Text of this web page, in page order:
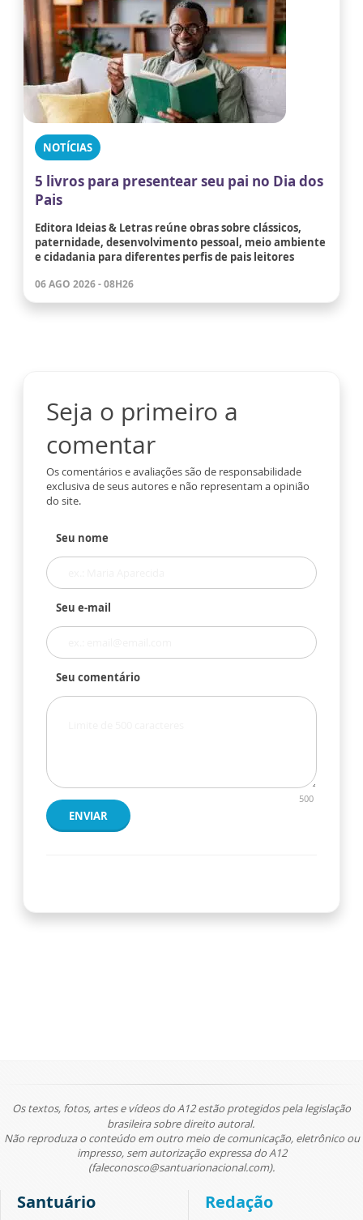
NOTÍCIAS
5 livros para presentear seu pai no Dia dos
Pais
Editora Ideias & Letras reúne obras sobre clássicos,
paternidade, desenvolvimento pessoal, meio ambiente
e cidadania para diferentes perfis de pais leitores
06 AGO 2026 - 08H26
Seja o primeiro a
comentar
Os comentários e avaliações são de responsabilidade
exclusiva de seus autores e não representam a opinião
do site.
Seu nome
Seu e-mail
Seu comentário
500
ENVIAR
Os textos, fotos, artes e vídeos do A12 estão protegidos pela legislação
brasileira sobre direito autoral.
Não reproduza o conteúdo em outro meio de comunicação, eletrônico ou
impresso, sem autorização expressa do A12
(faleconosco@santuarionacional.com).
Santuário Redação